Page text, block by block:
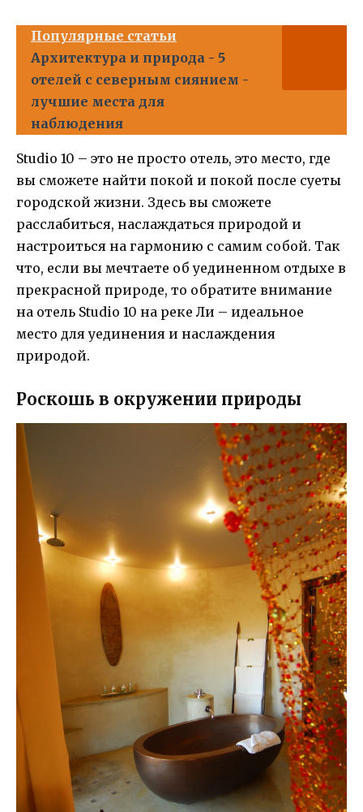
Популярные статьи
Архитектура и природа - 5
отелей с северным сиянием -
лучшие места для
наблюдения
Studio 10 – это не просто отель, это место, где
вы сможете найти покой и покой после суеты
городской жизни. Здесь вы сможете
расслабиться, наслаждаться природой и
настроиться на гармонию с самим собой. Так
что, если вы мечтаете об уединенном отдыхе в
прекрасной природе, то обратите внимание
на отель Studio 10 на реке Ли – идеальное
место для уединения и наслаждения
природой.
Роскошь в окружении природы